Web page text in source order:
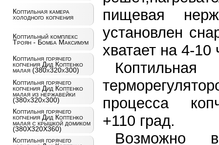
Коптильная камера
холодного копчения
Коптильный комплекс
Троян - Бомба Максимум
Коптильня горячего
копчения Дид Коптенко
малая (380x320x300)
Коптильня горячего
копчения Дид Коптенко
малая из нержавейки
(380x320x300)
Коптильня горячего
копчения Дид Коптенко
малая с крышкой домиком
(380X320X360)
Коптильня горячего
пищевая
установлен
хватает на 4-10
процесса
+110 град.
Возможно